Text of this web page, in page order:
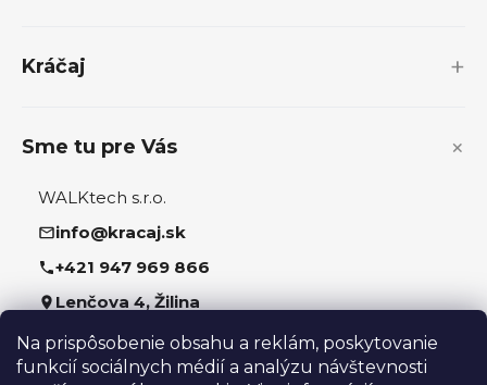
Na prispôsobenie obsahu a reklám, poskytovanie
funkcií sociálnych médií a analýzu návštevnosti
Kráčaj
Sme tu pre Vás
WALKtech s.r.o.
info@kracaj.sk
+421 947 969 866
Lenčova 4, Žilina
Sledujte nás